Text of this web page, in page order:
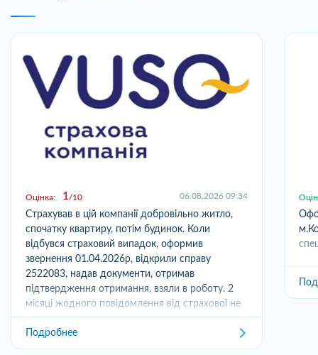
Оцінка: 1 10 06.08.2026 09:34
Страхував в цій компанії добровільно житло,
спочатку квартиру, потім будинок. Коли
відбувся страховий випадок, оформив
звернення 01.04.2026р, відкрили справу
2522083, надав документи, отримав
підтвердження отримання, взяли в роботу. 2
місяці жодного повідомлення від страхової не
отримував,...
Подробнее